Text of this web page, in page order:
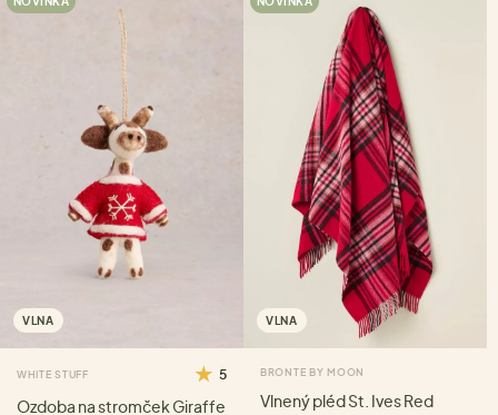
VLNA
WHITE STUFF 5
Ozdoba na stromček Giraffe
VLNA
BRONTE BY MOON
Vlnený pléd St. Ives Red